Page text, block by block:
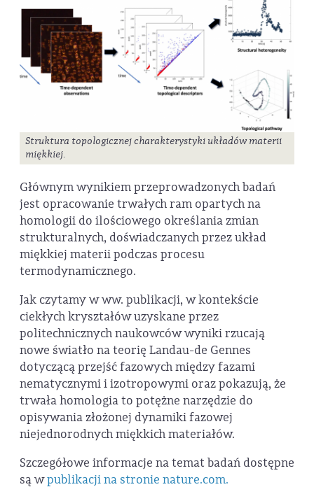
Struktura topologicznej charakterystyki układów materii
miękkiej.
Głównym wynikiem przeprowadzonych badań
jest opracowanie trwałych ram opartych na
homologii do ilościowego określania zmian
strukturalnych, doświadczanych przez układ
miękkiej materii podczas procesu
termodynamicznego.
Jak czytamy w ww. publikacji, w kontekście
ciekłych kryształów uzyskane przez
politechnicznych naukowców wyniki rzucają
nowe światło na teorię Landau-de Gennes
dotyczącą przejść fazowych między fazami
nematycznymi i izotropowymi oraz pokazują, że
trwała homologia to potężne narzędzie do
opisywania złożonej dynamiki fazowej
niejednorodnych miękkich materiałów.
Szczegółowe informacje na temat badań dostępne
są wpublikacji na stronie nature.com.